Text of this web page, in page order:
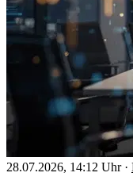
28.07.2026, 14:12 Uhr ·